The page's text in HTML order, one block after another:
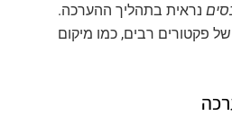
נראית בתהליך ההערכה.
פקטורים רבים, כמו מיקום